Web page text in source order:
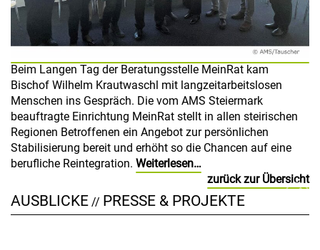
Beim Langen Tag der Beratungsstelle MeinRat kam
Bischof Wilhelm Krautwaschl mit langzeitarbeitslosen
Menschen ins Gespräch. Die vom AMS Steiermark
beauftragte Einrichtung MeinRat stellt in allen steirischen
Regionen Betroffenen ein Angebot zur persönlichen
Stabilisierung bereit und erhöht so die Chancen auf eine
berufliche Reintegration. Weiterlesen…
zurück zur Übersicht
AUSBLICKE // PRESSE & PROJEKTE